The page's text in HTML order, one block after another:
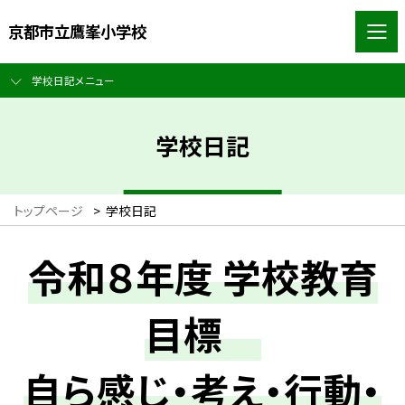
京都市立鷹峯小学校
学校日記メニュー
学校日記
トップページ > 学校日記
令和８年度 学校教育
目標
自ら感じ・考え・行動・